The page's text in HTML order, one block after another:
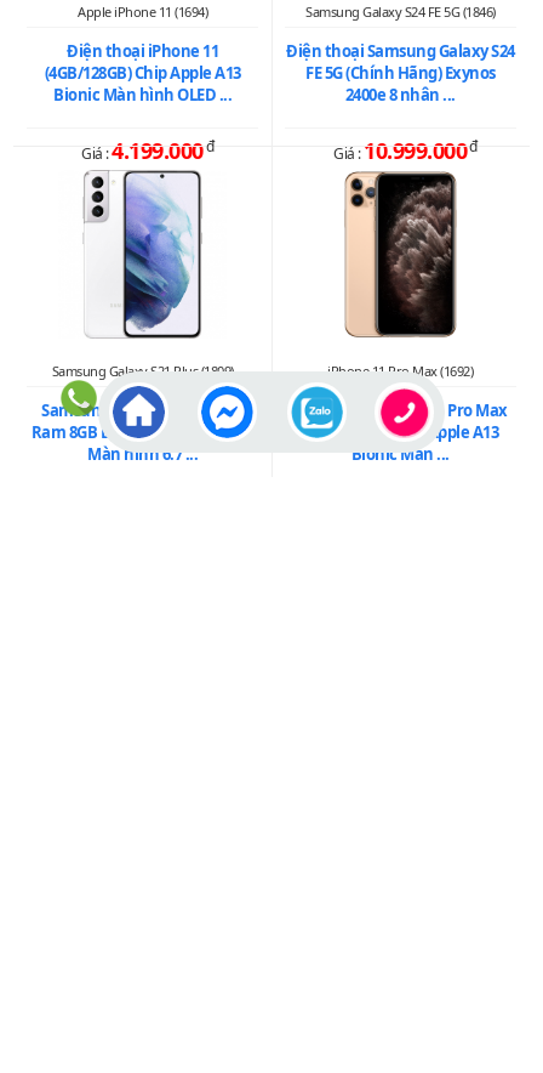
Apple iPhone 11 (1694)
Điện thoại iPhone 11
(4GB/128GB) Chip Apple A13
Bionic Màn hình OLED ...
Giá :4.199.000đ
Samsung Galaxy S24 FE 5G (1846)
Điện thoại Samsung Galaxy S24
FE 5G (Chính Hãng) Exynos
2400e 8 nhân ...
Giá :10.999.000đ
Samsung Galaxy S21 Plus (1809)
Samsung Galaxy S21 Plus 5G
Ram 8GB Bộ nhớ 128GB /256GB
Màn hình 6.7 ...
iPhone 11 Pro Max (1692)
Điện thoại iPhone 11 Pro Max
(4GB/256GB) Chip Apple A13
Bionic Màn ...